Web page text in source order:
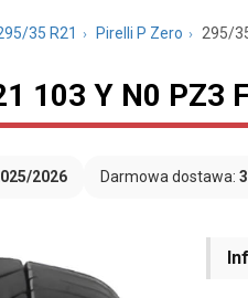
35 R21 Pirelli P Zero 295/
103 Y N0 PZ3
2026 Darmowa dostawa: